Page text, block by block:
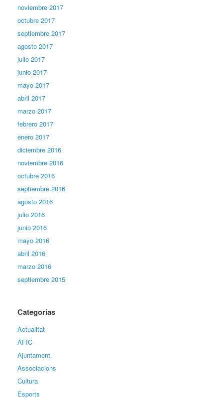
noviembre 2017
octubre 2017
septiembre 2017
agosto 2017
julio 2017
junio 2017
mayo 2017
abril 2017
marzo 2017
febrero 2017
enero 2017
diciembre 2016
noviembre 2016
octubre 2016
septiembre 2016
agosto 2016
julio 2016
junio 2016
mayo 2016
abril 2016
marzo 2016
septiembre 2015
Categorías
Actualitat
AFIC
Ajuntament
Associacions
Cultura
Esports